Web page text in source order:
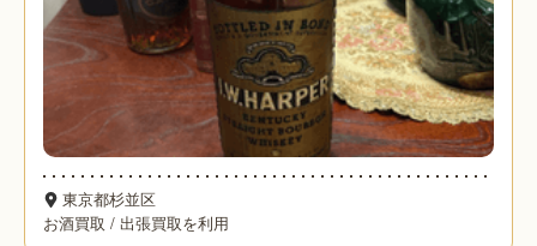
東京都杉並区
お酒買取 / 出張買取を利用